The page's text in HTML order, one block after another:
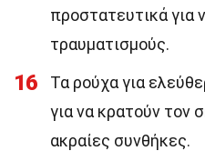
προστατευτικά για
τραυματισμούς.
16
Τα ρούχα για
για να κρατούν τον
ακραίες συνθήκες.